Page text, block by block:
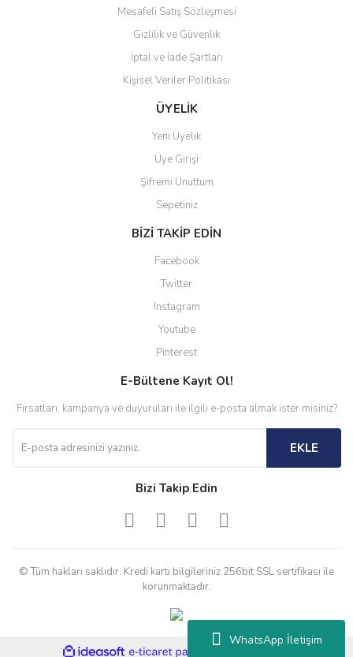
WhatsApp İletişim
Gönder
Mesafeli Satış Sözleşmesi
Gizlilik ve Güvenlik
İptal ve İade Şartları
Kişisel Veriler Politikası
ÜYELİK
Yeni Üyelik
Üye Girişi
Şifremi Unuttum
Sepetiniz
BİZİ TAKİP EDİN
Facebook
Twitter
Instagram
Youtube
Pinterest
E-Bültene Kayıt Ol!
Fırsatları, kampanya ve duyuruları ile ilgili e-posta almak ister misiniz?
EKLE
Bizi Takip Edin
© Tüm hakları saklıdır. Kredi kartı bilgileriniz 256bit SSL sertifikası ile
korunmaktadır.
ideasoft